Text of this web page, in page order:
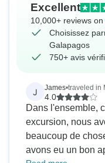
Excellent
10,000+ reviews on
Choisissez
Galapagos
750+ avis
J James•traveled in
4.0
Dans l'ensemble,
excursion, nous
beaucoup de
avons eu un bon